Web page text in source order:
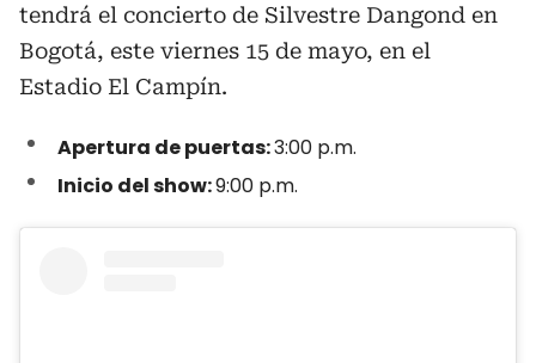
tendrá el concierto de Silvestre Dangond en
Bogotá, este viernes 15 de mayo, en el
Estadio El Campín.
Apertura de puertas:3:00 p.m.
Inicio del show:9:00 p.m.